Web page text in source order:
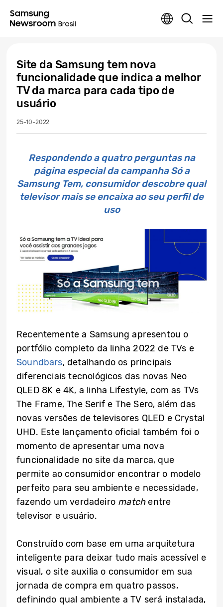
Site da Samsung tem nova
funcionalidade que indica a melhor
TV da marca para cada tipo de
usuário
25-10-2022
Respondendo a quatro perguntas na
página especial da campanha Só a
Samsung Tem, consumidor descobre qual
televisor mais se encaixa ao seu perfil de
uso
Recentemente a Samsung apresentou o
portfólio completo da linha 2022 de TVs e
Soundbars, detalhando os principais
diferenciais tecnológicos das novas Neo
QLED 8K e 4K, a linha Lifestyle, com as TVs
The Frame, The Serif e The Sero, além das
novas versões de televisores QLED e Crystal
UHD. Este lançamento oficial também foi o
momento de apresentar uma nova
funcionalidade no site da marca, que
permite ao consumidor encontrar o modelo
perfeito para seu ambiente e necessidade,
fazendo um verdadeiro matchentre
televisor e usuário.
Construído com base em uma arquitetura
inteligente para deixar tudo mais acessível e
visual, o site auxilia o consumidor em sua
jornada de compra em quatro passos,
definindo qual ambiente a TV será instalada,